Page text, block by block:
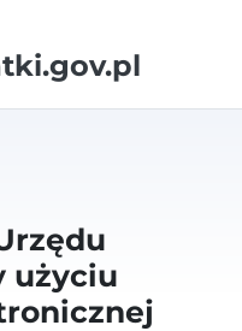
użyciu